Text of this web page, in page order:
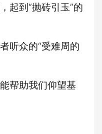
起到“抛砖引玉”的
听众的“受难周的
帮助我们仰望基